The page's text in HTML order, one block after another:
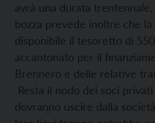
avrà una durata
bozza prevede inoltre che
disponibile il tesoretto di
accantonato per il
Brennero e delle relative
Resta il nodo dei soci
dovranno uscire dalla